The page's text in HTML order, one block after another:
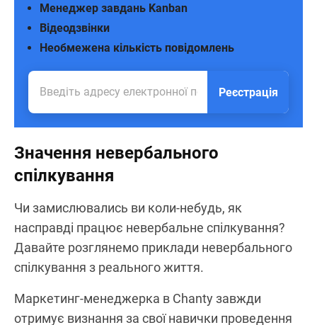
Необмежена кількість повідомлень
Відеодзвінки
Менеджер завдань Kanban
Реєстрація
Значення невербального
спілкування
Чи замислювались ви коли-небудь, як
насправді працює невербальне спілкування?
Давайте розглянемо приклади невербального
спілкування з реального життя.
Маркетинг-менеджерка в Chanty завжди
отримує визнання за свої навички проведення